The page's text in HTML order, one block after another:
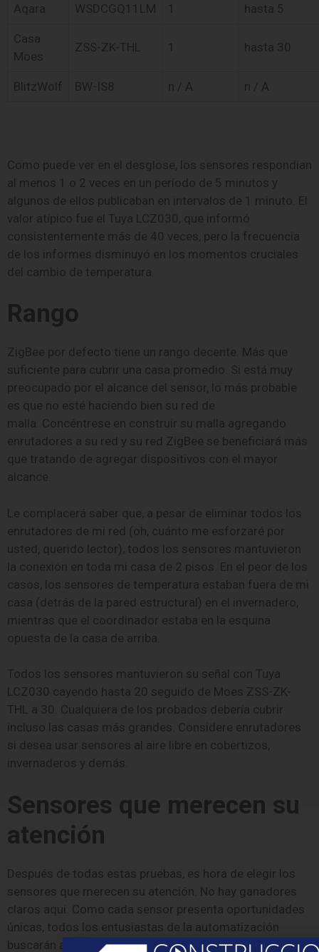
Aqara WSDCGQ11LM 1 hasta 5
Casa
Moes
ZSS-ZK-THL 1 hasta 30
BlitzWolf BW-IS8 n / A n / A
Como puede ver en el desglose, los sensores respondían
al menos 1 o 2 veces en un período de 5 minutos y
algunos de ellos publicaban en intervalos de 1 minuto. El
valor atípico fue el Tuya LCZ030, que informó
consistentemente más de 40 veces, pero la frecuencia
de los informes disminuyó en los momentos cruciales
del cambio de temperatura.
Rango
ZigBee por defecto tiene un rango decente. Más que
suficiente para cubrir una casa promedio. Si está muy
preocupado por el alcance del sensor, lo más probable
es que no esté haciendo bien su red de
malla. Concéntrese en construir su malla agregando
enrutadores a su red y su red ZigBee se beneficiará más
que tratando de agregar dispositivos con el mayor
alcance.
Le complacerá saber que, a pesar de eliminar todos los
enrutadores de mi red (oh, cuánto me esforzaré por
usted, querido lector), todos los sensores mantuvieron
la conexión en toda mi casa de 2 pisos. En el peor de los
casos, los sensores de temperatura estaban fuera de mi
casa (detrás de la pared estructural) en el invernadero,
mientras que el coordinador estaba en la esquina
opuesta de la casa de arriba.
Todos los sensores mantuvieron su señal con Tuya
LCZ030 cayendo hasta 20 seguido de Moes ZSS-ZK-
THL a 30. Cualquiera de los probados debería cubrir
incluso las casas más grandes. Considere enrutadores
si desea usar sensores al aire libre en cobertizos,
invernaderos y demás.
Sensores que merecen su
atención
Después de todas estas pruebas, es hora de elegir los
sensores que merecen su atención. No hay ganadores
claros aquí. Como cada sensor presenta oportunidades
únicas, todos los entusiastas de la automatización
buscarán algo que coincida con sus planes de